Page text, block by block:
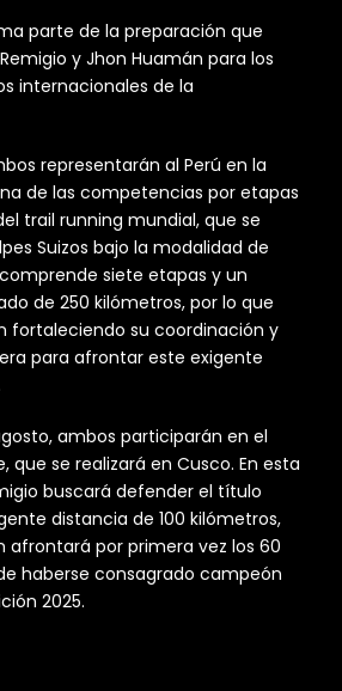
parte de la preparación que
y Jhon Huamán para los
internacionales de la
representarán al Perú en la
de las competencias por etapas
trail running mundial, que se
Suizos bajo la modalidad de
siete etapas y un
de 250 kilómetros, por lo que
fortaleciendo su coordinación y
para afrontar este exigente
ambos participarán en el
que se realizará en Cusco. En esta
buscará defender el título
distancia de 100 kilómetros,
afrontará por primera vez los 60
haberse consagrado campeón
2025.